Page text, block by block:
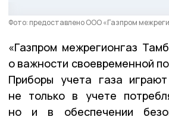
Фото: предоставлено ООО «Газпром
«Газпром межрегионгаз
о важности своевременной
Приборы учета газа
не только в учете
но и в обеспечении